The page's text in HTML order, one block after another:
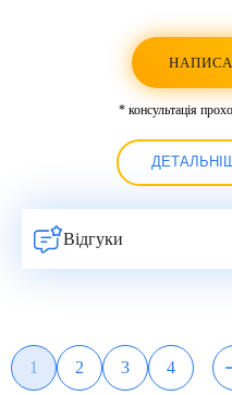
* консультація
Відгуки
Навигация
по Page
1
Page
2
Page
3
Page
4